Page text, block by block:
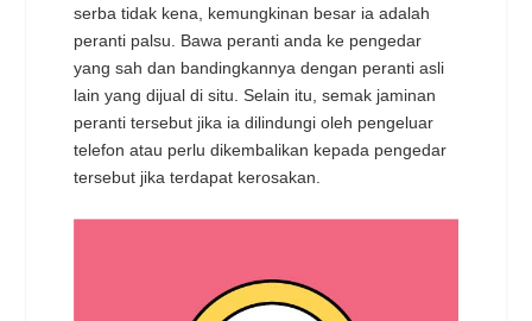
serba tidak kena, kemungkinan besar ia adalah
peranti palsu. Bawa peranti anda ke pengedar
yang sah dan bandingkannya dengan peranti asli
lain yang dijual di situ. Selain itu, semak jaminan
peranti tersebut jika ia dilindungi oleh pengeluar
telefon atau perlu dikembalikan kepada pengedar
tersebut jika terdapat kerosakan.